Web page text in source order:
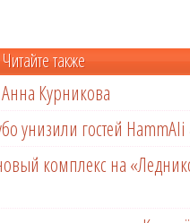
Читайте также
Курникова
унизили гостей HammAli
комплекс на